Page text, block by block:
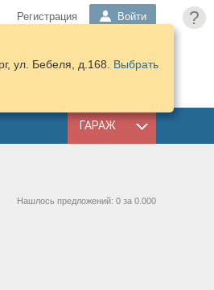
?
Регистрация Войти
КОРЗИНА
ГАРАЖ
ул. Бебеля, д.168. Выбрать
Нашлось предложений: 0 за 0.000